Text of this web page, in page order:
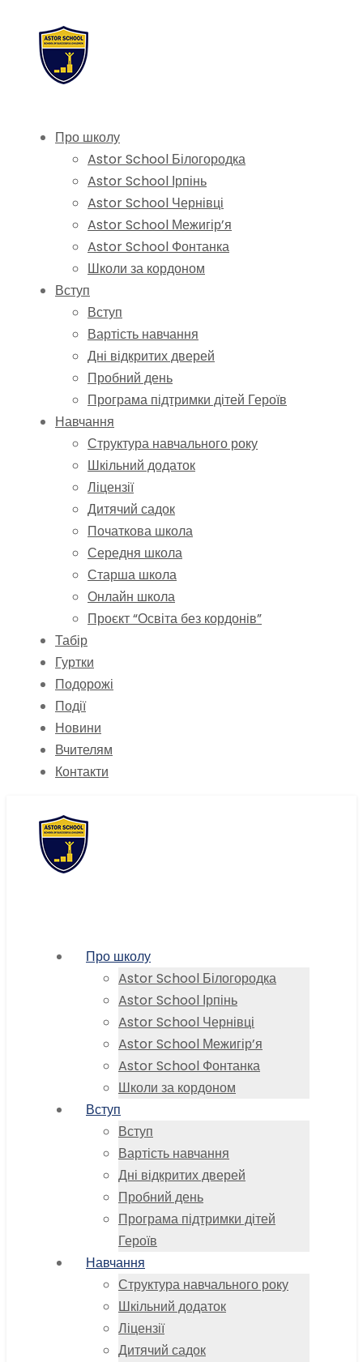
Про школу
Astor School Білогородка
Astor School Ірпінь
Astor School Чернівці
Astor School Межигір’я
Astor School Фонтанка
Школи за кордоном
Вступ
Вступ
Вартість навчання
Дні відкритих дверей
Пробний день
Програма підтримки дітей Героїв
Навчання
Структура навчального року
Шкільний додаток
Ліцензії
Дитячий садок
Початкова школа
Середня школа
Старша школа
Онлайн школа
Проєкт “Освіта без кордонів”
Табір
Гуртки
Подорожі
Події
Новини
Вчителям
Контакти
Про школу
Astor School Білогородка
Astor School Ірпінь
Astor School Чернівці
Astor School Межигір’я
Astor School Фонтанка
Школи за кордоном
Вступ
Вступ
Вартість навчання
Дні відкритих дверей
Пробний день
Програма підтримки дітей
Героїв
Навчання
Структура навчального року
Шкільний додаток
Ліцензії
Дитячий садок